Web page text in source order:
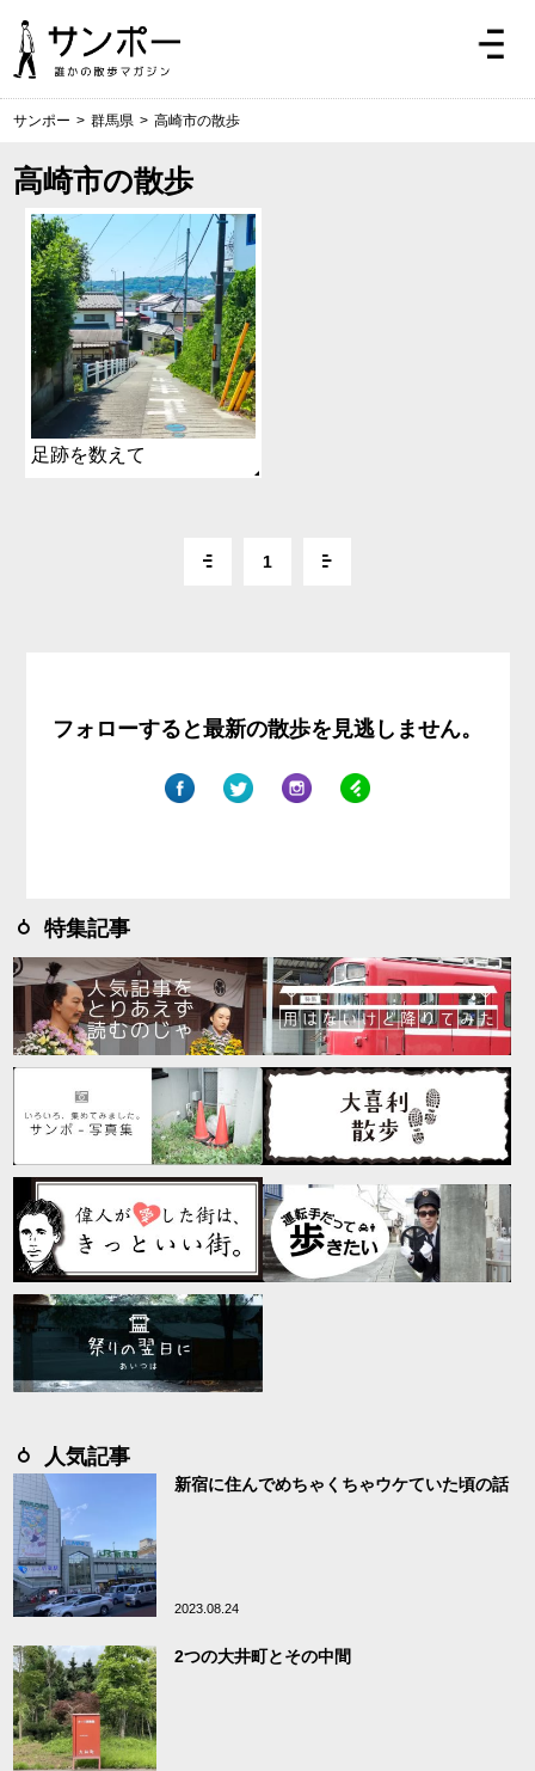
サンポー > 群馬県 > 高崎市の散歩
高崎市の散歩
足跡を数えて
1
フォローすると最新の散歩を見逃しません。
特集記事
人気記事
新宿に住んでめちゃくちゃウケていた頃の話
2023.08.24
2つの大井町とその中間